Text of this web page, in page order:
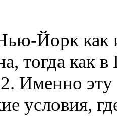
Йорк как
тогда как
Именно
условия,